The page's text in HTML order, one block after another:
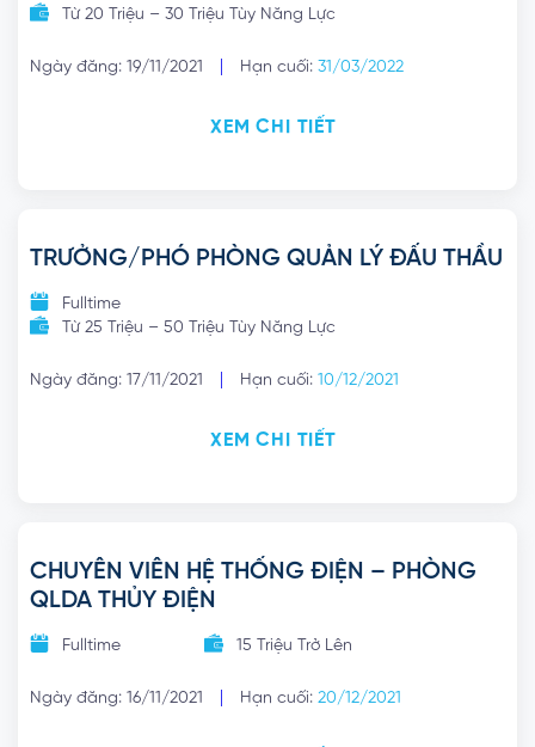
Từ 20 Triệu – 30 Triệu Tùy Năng Lực
Ngày đăng: 19/11/2021 | Hạn cuối: 31/03/2022
XEM CHI TIẾT
TRƯỞNG/PHÓ PHÒNG QUẢN LÝ ĐẤU THẦU
Fulltime
Từ 25 Triệu – 50 Triệu Tùy Năng Lực
Ngày đăng: 17/11/2021 | Hạn cuối: 10/12/2021
XEM CHI TIẾT
CHUYÊN VIÊN HỆ THỐNG ĐIỆN – PHÒNG
QLDA THỦY ĐIỆN
Fulltime 15 Triệu Trở Lên
Ngày đăng: 16/11/2021 | Hạn cuối: 20/12/2021